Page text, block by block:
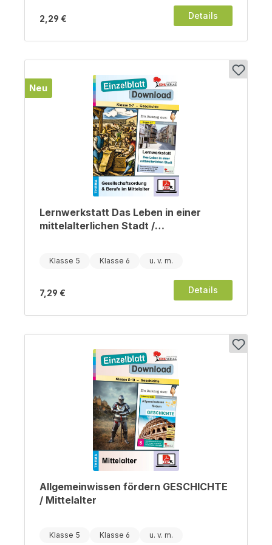
2,29 € Details
Neu
Lernwerkstatt Das Leben in einer
mittelalterlichen Stadt /
Klasse 5 Klasse 6
7,29 € Details
Allgemeinwissen fördern GESCHICHTE
/ Mittelalter
Klasse 5 Klasse 6